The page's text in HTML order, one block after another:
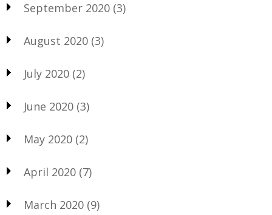
September 2020 (3)
August 2020 (3)
July 2020 (2)
June 2020 (3)
May 2020 (2)
April 2020 (7)
March 2020 (9)